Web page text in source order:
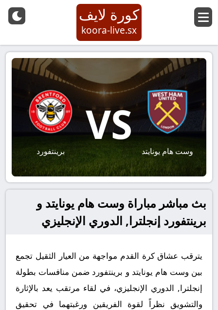
كورة لايف
koora-live.sx
وست هام يونايتد
VS
برينتفورد
بث مباشر مباراة وست هام يونايتد و
برينتفورد إنجلترا, الدوري الإنجليزي
يترقب عشاق كرة القدم مواجهة من العيار الثقيل تجمع
بين وست هام يونايتد و برينتفورد ضمن منافسات بطولة
إنجلترا, الدوري الإنجليزي، في لقاء مرتقب يعد بالإثارة
والتشويق نظراً لقوة الفريقين ورغبتهما في تحقيق